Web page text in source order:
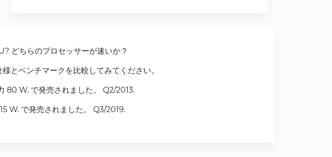
どちらのプロセッサーが速いか？
とベンチマークを比較してみてください。
80 W. で発売されました。 Q2/2013.
W. で発売されました。 Q3/2019.